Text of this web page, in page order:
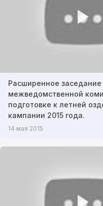
Расширенное заседание
межведомственной
подготовке к летней
кампании 2015 года.
14 мая 2015